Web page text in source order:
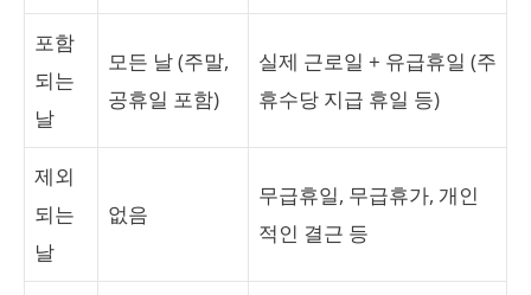
포함
되는
날
모든 날 (주말,
공휴일 포함)
실제 근로일 + 유급휴일 (주
휴수당 지급 휴일 등)
제외
되는
날
없음
무급휴일, 무급휴가, 개인
적인 결근 등